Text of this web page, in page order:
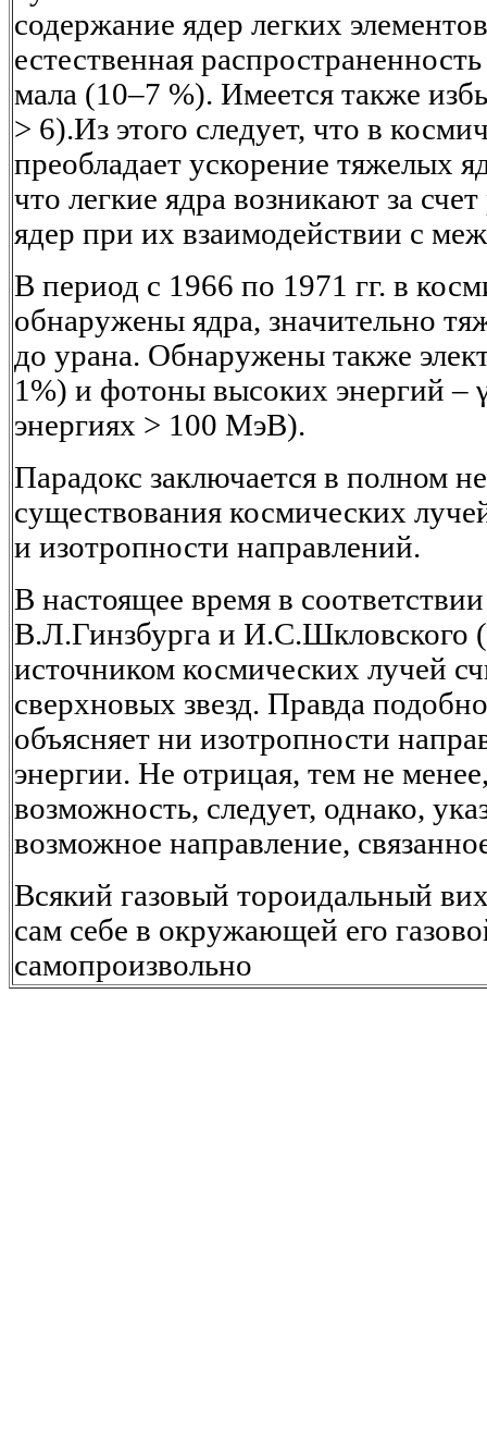
содержание ядер легких
естественная
мала (10–7 %). Имеется также
> 6).Из этого следует, что в
преобладает ускорение тяжелых
что легкие ядра возникают за
ядер при их взаимодействии с
В период с 1966 по 1971 гг. в
обнаружены ядра, значительно
до урана. Обнаружены также
1%) и фотоны высоких энергий –
энергиях > 100 МэВ).
Парадокс заключается в полном
существования космических
и изотропности направлений.
В настоящее время в
В.Л.Гинзбурга и И.С.Шкловского
источником космических лучей
сверхновых звезд. Правда
объясняет ни изотропности
энергии. Не отрицая, тем не
возможность, следует, однако,
возможное направление,
Всякий газовый тороидальный
сам себе в окружающей его
самопроизвольно